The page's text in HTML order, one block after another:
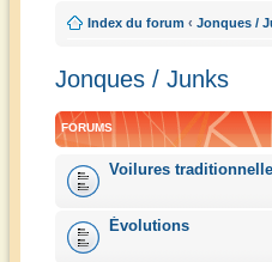
Index du forum ‹ Jonques /
Jonques / Junks
FORUMS
Voilures
Évolutions